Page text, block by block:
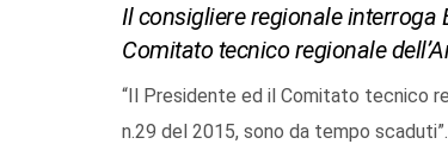
Il consigliere regionale interroga
Comitato tecnico regionale
“Il Presidente ed il Comitato tecnico
n.29 del 2015, sono da tempo scaduti”.